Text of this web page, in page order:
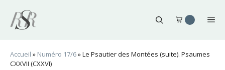
contenu
Accueil » Numéro 17/6»Le Psautier des Montées (suite). Psaumes
CXXVII (CXXVI)